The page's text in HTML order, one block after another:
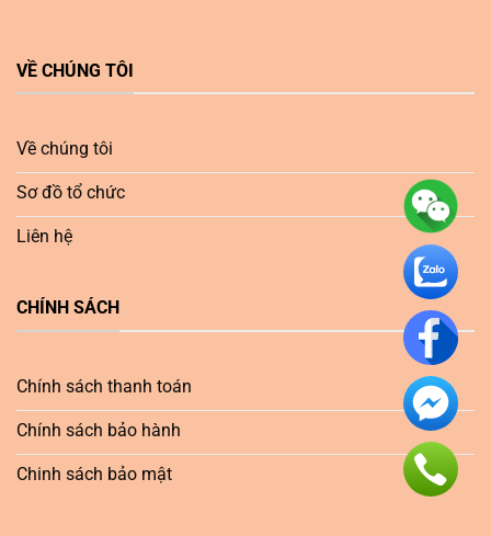
VỀ CHÚNG TÔI
Về chúng tôi
Sơ đồ tổ chức
Liên hệ
CHÍNH SÁCH
Chính sách thanh toán
Chính sách bảo hành
Chinh sách bảo mật